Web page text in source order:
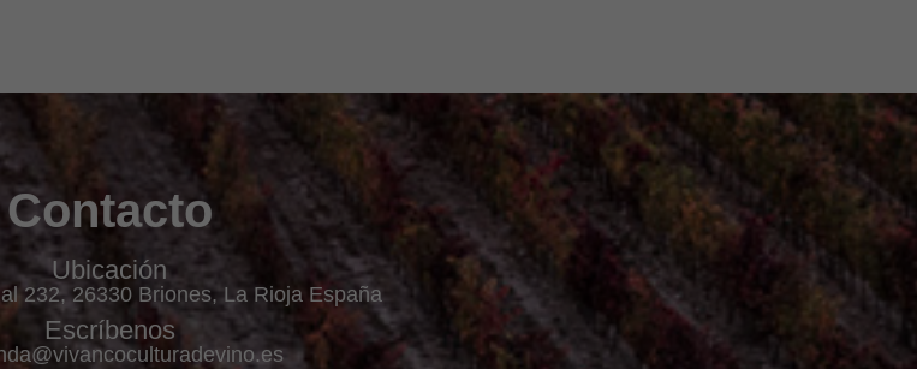
Contacto
Ubicación
232, 26330 Briones, La Rioja España
Escríbenos